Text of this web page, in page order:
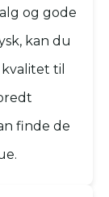
og gode
kan du
til
finde de